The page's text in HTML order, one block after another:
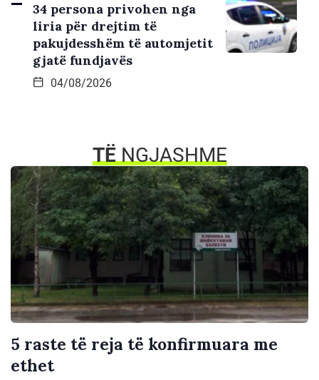
34 persona privohen nga
liria për drejtim të
pakujdesshëm të automjetit
gjatë fundjavës
04/08/2026
TËNGJASHME
5 raste të reja të konfirmuara me
ethet